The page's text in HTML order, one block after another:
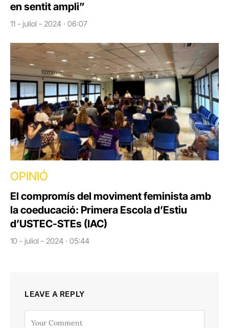
en sentit ampli”
11 - juliol - 2024 · 06:07
OPINIÓ
El compromís del moviment feminista amb
la coeducació: Primera Escola d’Estiu
d’USTEC-STEs (IAC)
10 - juliol - 2024 · 05:44
LEAVE A REPLY